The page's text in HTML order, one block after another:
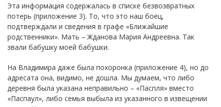
Эта информация содержалась в списке безвозвратных
потерь (приложение 3). То, что это наш боец,
подтверждали и сведения в графе «Ближайшие
родственники». Мать – Жданова Мария Андреевна. Так
звали бабушку моей бабушки.
На Владимира даже была похоронка (приложение 4), но до
адресата она, видимо, не дошла. Мы думаем, что либо
деревня была указана неправильно – «Паспля» вместо
«Паспаул», либо семья выбыла из указанного в извещении